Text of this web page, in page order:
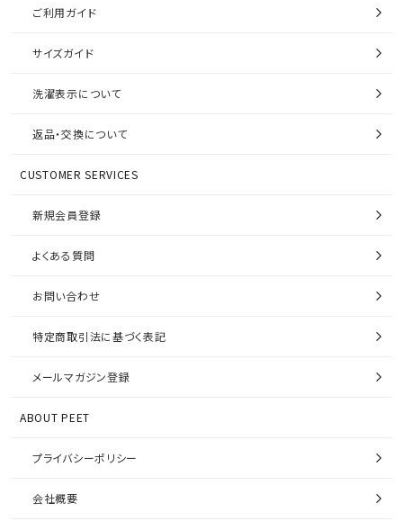
ご利用ガイド
サイズガイド
洗濯表示について
返品・交換について
CUSTOMER SERVICES
新規会員登録
よくある質問
お問い合わせ
特定商取引法に基づく表記
メールマガジン登録
ABOUT PEET
プライバシーポリシー
会社概要